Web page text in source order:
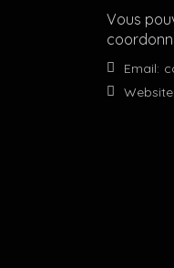
Vous
Email:
Website: